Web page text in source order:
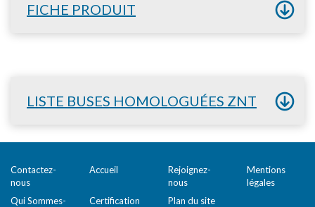
FICHE PRODUIT
LISTE BUSES HOMOLOGUÉES ZNT
Contactez-
nous
Accueil
Rejoignez-
nous
Mentions
légales
Qui Sommes-
Certification
Plan du site